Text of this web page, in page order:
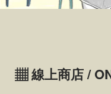
▦ 線上商店 /